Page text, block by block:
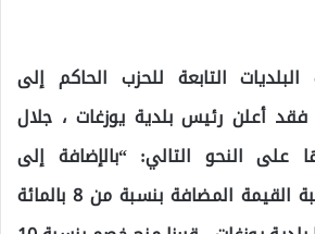
التابعة للحزب الحاكم إلى
أعلن رئيس بلدية يوزغات ، جلال
النحو التالي: “بالإضافة إلى
تخفيض رئيسنا لضريبة القيمة المضافة بنسبة من 8 بالمائة